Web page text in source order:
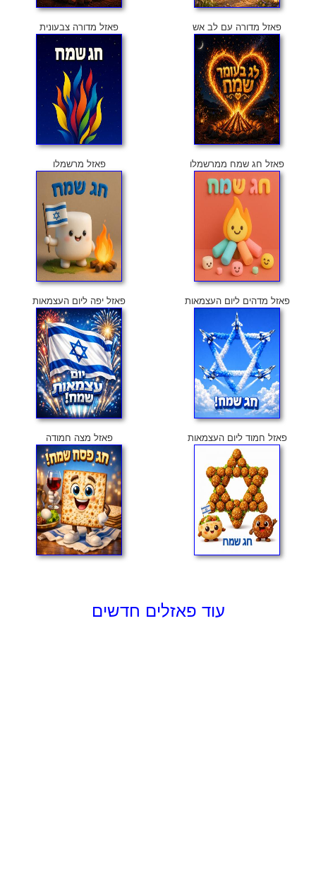
פאזל מדורה עם לב אש פאזל מדורה צבעונית
פאזל חג שמח ממרשמלו פאזל מרשמלו
פאזל מדהים ליום העצמאות פאזל יפה ליום העצמאות
פאזל חמוד ליום העצמאות פאזל מצה חמודה
עוד פאזלים חדשים